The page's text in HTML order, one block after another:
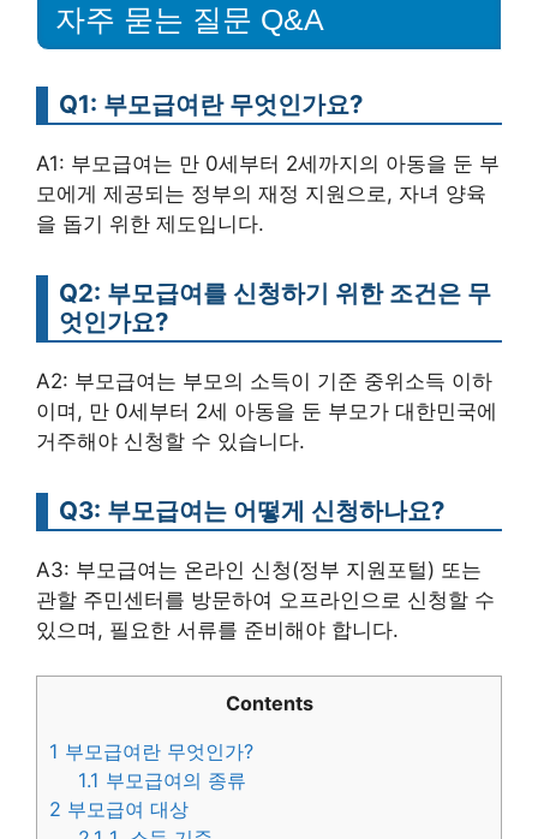
자주 묻는 질문 Q&A
Q1: 부모급여란 무엇인가요?
A1: 부모급여는 만 0세부터 2세까지의 아동을 둔 부
모에게 제공되는 정부의 재정 지원으로, 자녀 양육
을 돕기 위한 제도입니다.
Q2: 부모급여를 신청하기 위한 조건은 무
엇인가요?
A2: 부모급여는 부모의 소득이 기준 중위소득 이하
이며, 만 0세부터 2세 아동을 둔 부모가 대한민국에
거주해야 신청할 수 있습니다.
Q3: 부모급여는 어떻게 신청하나요?
A3: 부모급여는 온라인 신청(정부 지원포털) 또는
관할 주민센터를 방문하여 오프라인으로 신청할 수
있으며, 필요한 서류를 준비해야 합니다.
Contents
1 부모급여란 무엇인가?
1.1 부모급여의 종류
2 부모급여 대상